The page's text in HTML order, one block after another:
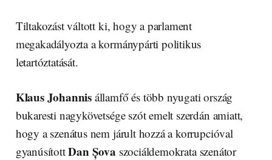
Tiltakozást váltott ki, hogy a parlament
megakadályozta a kormánypárti politikus
letartóztatását.
Klaus Johannis államfő és több nyugati ország
bukaresti nagykövetsége szót emelt szerdán amiatt,
hogy a szenátus nem járult hozzá a korrupcióval
gyanúsítottDan Șova szociáldemokrata szenátor